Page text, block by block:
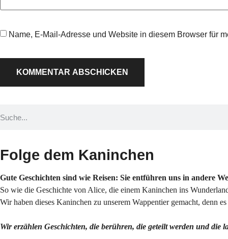
Name, E-Mail-Adresse und Website in diesem Browser für
Folge dem Kaninchen
Gute Geschichten sind wie Reisen: Sie entführen uns in andere
So wie die Geschichte von Alice, die einem Kaninchen ins
Wir haben dieses Kaninchen zu unserem Wappentier gemacht, denn
Wir erzählen Geschichten, die berühren, die geteilt werden und die